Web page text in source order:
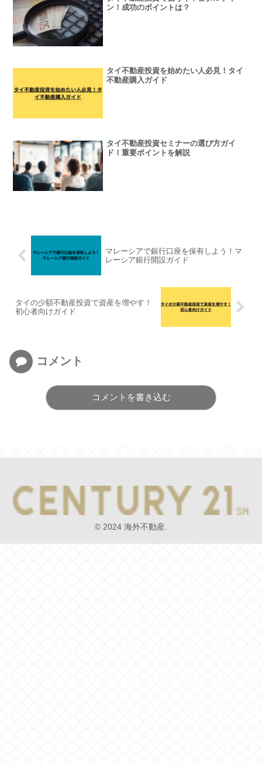
ン！成功のポイントは？
タイ不動産投資を始めたい人必見！タイ
不動産購入ガイド
タイ不動産投資セミナーの選び方ガイ
ド！重要ポイントを解説
マレーシアで銀行口座を保有しよう！マ
レーシア銀行開設ガイド
タイの少額不動産投資で資産を増やす！
初心者向けガイド
コメント
コメントを書き込む
© 2024 海外不動産.